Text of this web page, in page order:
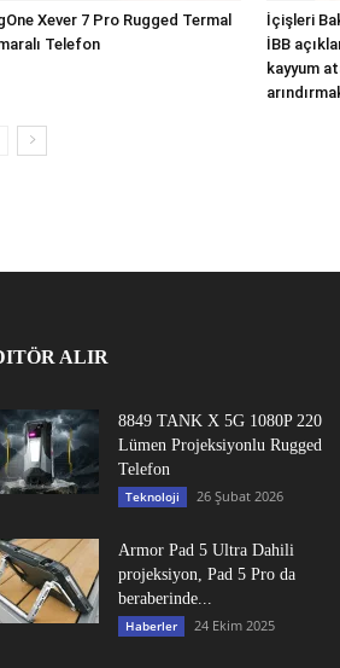
Xever 7 Pro Rugged Termal
Telefon
İçişleri
İBB
kayyum
ALIR
8849 TANK X 5G 1080P 220
Lümen Projeksiyonlu Rugged
Telefon
Teknoloji 26 Şubat 2026
Armor Pad 5 Ultra Dahili
projeksiyon, Pad 5 Pro da
beraberinde...
Haberler 24 Ekim 2025